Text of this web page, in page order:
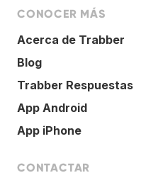
CONOCER MÁS
Acerca de Trabber
Blog
Trabber Respuestas
App Android
App iPhone
CONTACTAR